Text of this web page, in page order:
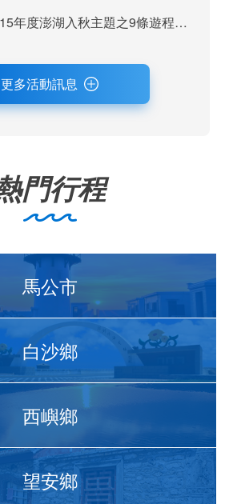
115年度澎湖入秋主題之9條遊程獲選，攜手業者拓展旅遊市場及客源
更多活動訊息
門行程
馬公市
白沙鄉
西嶼鄉
望安鄉